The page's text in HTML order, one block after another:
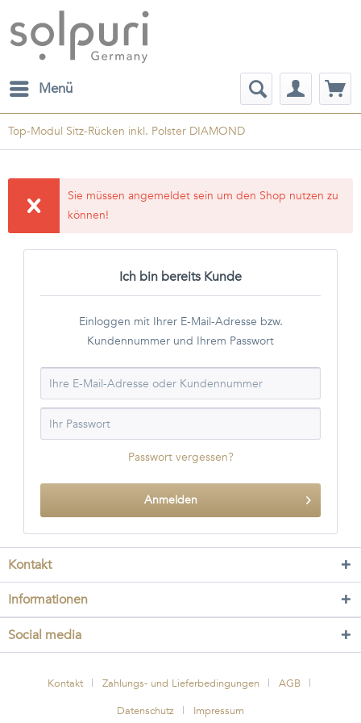
Menü
Top-Modul Sitz-Rücken inkl. Polster DIAMOND
Sie müssen angemeldet sein um den Shop nutzen zu
können!
Ich bin bereits Kunde
Einloggen mit Ihrer E-Mail-Adresse bzw.
Kundennummer und Ihrem Passwort
Passwort vergessen?
Anmelden
Kontakt
Informationen
Social media
Kontakt Zahlungs- und Lieferbedingungen
AGB
Datenschutz
Impressum